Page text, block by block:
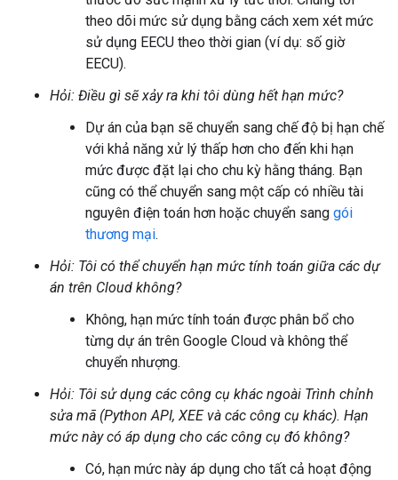
theo dõi mức sử dụng bằng cách xem xét mức
sử dụng EECU theo thời gian (ví dụ: số giờ
EECU).
Hỏi: Điều gì sẽ xảy ra khi tôi dùng hết hạn mức?
Dự án của bạn sẽ chuyển sang chế độ bị hạn chế
với khả năng xử lý thấp hơn cho đến khi hạn
mức được đặt lại cho chu kỳ hằng tháng. Bạn
cũng có thể chuyển sang một cấp có nhiều tài
nguyên điện toán hơn hoặc chuyển sang gói
thương mại.
Hỏi: Tôi có thể chuyển hạn mức tính toán giữa các dự
án trên Cloud không?
Không, hạn mức tính toán được phân bổ cho
từng dự án trên Google Cloud và không thể
chuyển nhượng.
Hỏi: Tôi sử dụng các công cụ khác ngoài Trình chỉnh
sửa mã (Python API, XEE và các công cụ khác). Hạn
mức này có áp dụng cho các công cụ đó không?
Có, hạn mức này áp dụng cho tất cả hoạt động